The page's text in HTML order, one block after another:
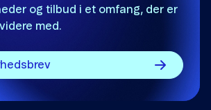
og tilbud i et omfang, der er
med.